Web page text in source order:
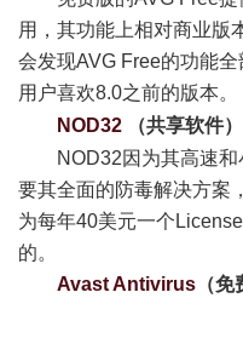
用，其功能上相对商业版
会发现AVG Free的功能
用户喜欢8.0之前的版本。
NOD32 （共享软件）
NOD32因为其高速和
要其全面的防毒解决方案
为每年40美元一个
的。
Avast Antivirus （